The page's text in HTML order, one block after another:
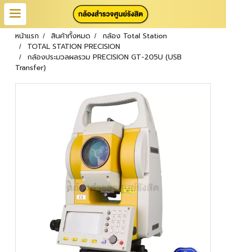
หน้าแรก สินค้าทั้งหมด
กล้อง Total Station
TOTAL STATION PRECISION
กล้องประมวลผลรวม PRECISION GT-205U (USB
Transfer)